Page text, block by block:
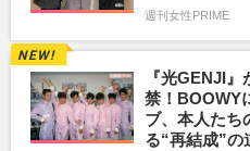
週刊女性PRIME
『光GENJI
禁！BOOWY
ブ、本人たち
る“再結成”の